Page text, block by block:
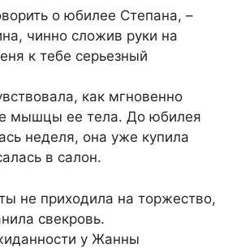
о юбилее Степана, –
чинно сложив руки на
к тебе серьезный
как мгновенно
мышцы ее тела. До юбилея
неделя, она уже купила
в салон.
не приходила на торжество,
свекровь.
у Жанны